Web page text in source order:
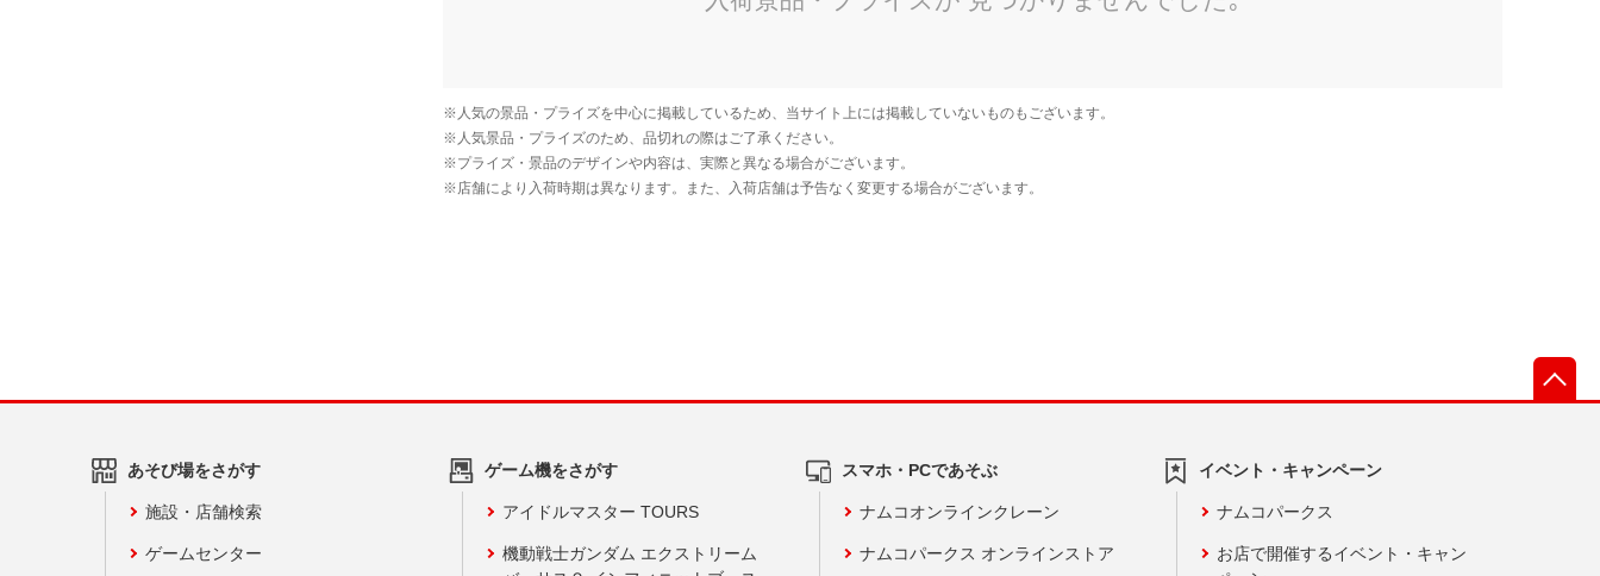
あそび場をさがす
施設・店舗検索
ゲームセンター
ゲーム機をさがす
アイドルマスター TOURS
機動戦士ガンダム エクストリーム
スマホ・PCであそぶ
ナムコオンラインクレーン
ナムコパークス オンラインストア
イベント・キャンペーン
ナムコパークス
お店で開催するイベント・キャン